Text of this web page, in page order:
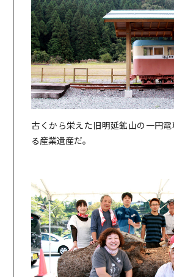
古くから栄えた旧明延鉱山の一円
る産業遺産だ。